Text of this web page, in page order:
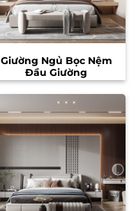
Giường Ngủ Bọc Nệm
Đầu Giường